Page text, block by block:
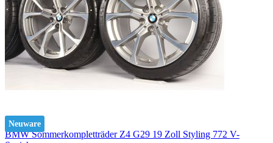
Neuware
BMW Sommerkompletträder Z4 G29 19 Zoll Styling 772 V-